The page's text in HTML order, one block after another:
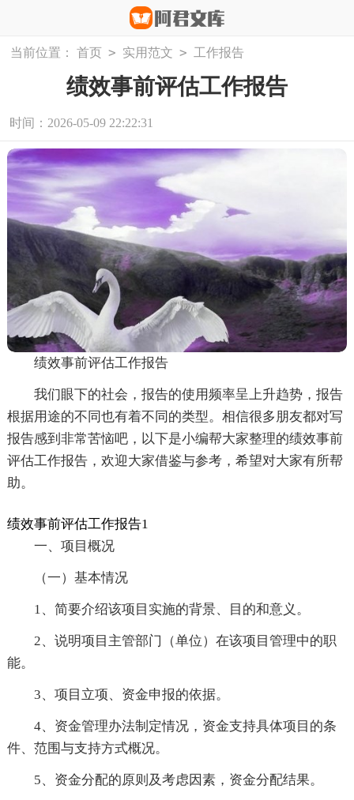
当前位置： 首页 > 实用范文 > 工作报告
绩效事前评估工作报告
时间：2026-05-09 22:22:31
绩效事前评估工作报告
我们眼下的社会，报告的使用频率呈上升趋势，报告
根据用途的不同也有着不同的类型。相信很多朋友都对写
报告感到非常苦恼吧，以下是小编帮大家整理的绩效事前
评估工作报告，欢迎大家借鉴与参考，希望对大家有所帮
助。
绩效事前评估工作报告1
一、项目概况
（一）基本情况
1、简要介绍该项目实施的背景、目的和意义。
2、说明项目主管部门（单位）在该项目管理中的职
能。
3、项目立项、资金申报的依据。
4、资金管理办法制定情况，资金支持具体项目的条
件、范围与支持方式概况。
5、资金分配的原则及考虑因素，资金分配结果。